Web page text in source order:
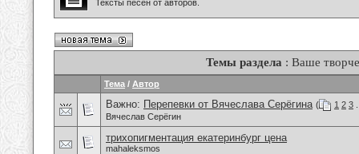
Тексты песен от авторов.
Темы раздела : Ваше
Тема / Автор
Важно: Перепевки от Вячеслава Серёгина ( 1 2 3
Вячеслав Серёгин
трихопигментация екатеринбург цена
mahaleksmos